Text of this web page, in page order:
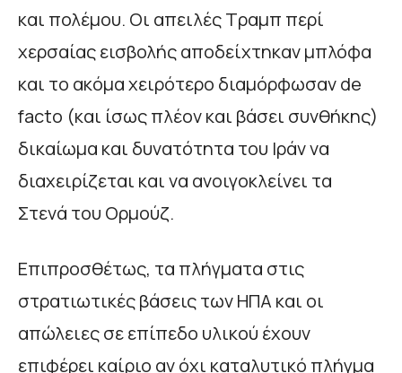
και πολέμου. Οι απειλές Τραμπ περί
χερσαίας εισβολής αποδείχτηκαν μπλόφα
και το ακόμα χειρότερο διαμόρφωσαν de
facto (και ίσως πλέον και βάσει συνθήκης)
δικαίωμα και δυνατότητα του Ιράν να
διαχειρίζεται και να ανοιγοκλείνει τα
Στενά του Ορμούζ.
Επιπροσθέτως, τα πλήγματα στις
στρατιωτικές βάσεις των ΗΠΑ και οι
απώλειες σε επίπεδο υλικού έχουν
επιφέρει καίριο αν όχι καταλυτικό πλήγμα